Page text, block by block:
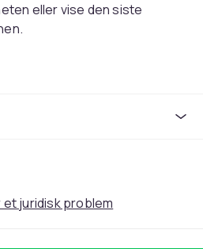
eller vise den siste
juridisk problem